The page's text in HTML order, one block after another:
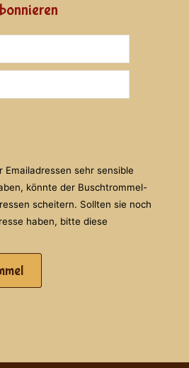
Emailadressen sehr sensible
könnte der Buschtrommel-
scheitern. Sollten sie noch
haben, bitte diese